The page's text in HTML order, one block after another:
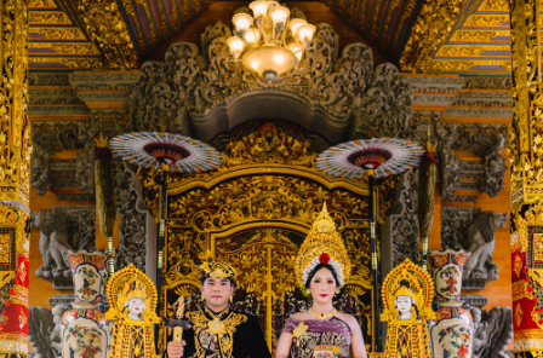
Ni Wayan Putri
Pebryanti